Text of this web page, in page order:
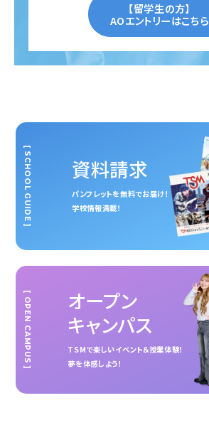
【留学生の方】
AOエントリーはこちら
資料請求
パンフレットを無料でお届け！
学校情報満載！
[ SCHOOL GUIDE ]
オープン
キャンパス
TSMで楽しいイベント＆授業体験！
夢を体感しよう！
[ OPEN CAMPUS ]